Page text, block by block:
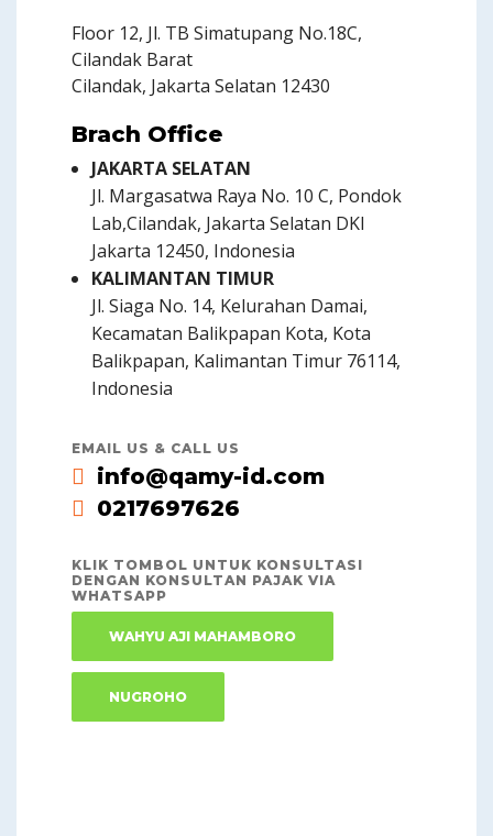
Floor 12, Jl. TB Simatupang No.18C,
Cilandak Barat
Cilandak, Jakarta Selatan 12430
Brach Office
JAKARTA SELATAN
Jl. Margasatwa Raya No. 10 C, Pondok
Lab,Cilandak, Jakarta Selatan DKI
Jakarta 12450, Indonesia
KALIMANTAN TIMUR
Jl. Siaga No. 14, Kelurahan Damai,
Kecamatan Balikpapan Kota, Kota
Balikpapan, Kalimantan Timur 76114,
Indonesia
EMAIL US & CALL US
info@qamy-id.com
0217697626
KLIK TOMBOL UNTUK KONSULTASI
DENGAN KONSULTAN PAJAK VIA
WHATSAPP
WAHYU AJI MAHAMBORO
NUGROHO